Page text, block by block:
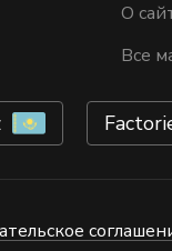
О
Все